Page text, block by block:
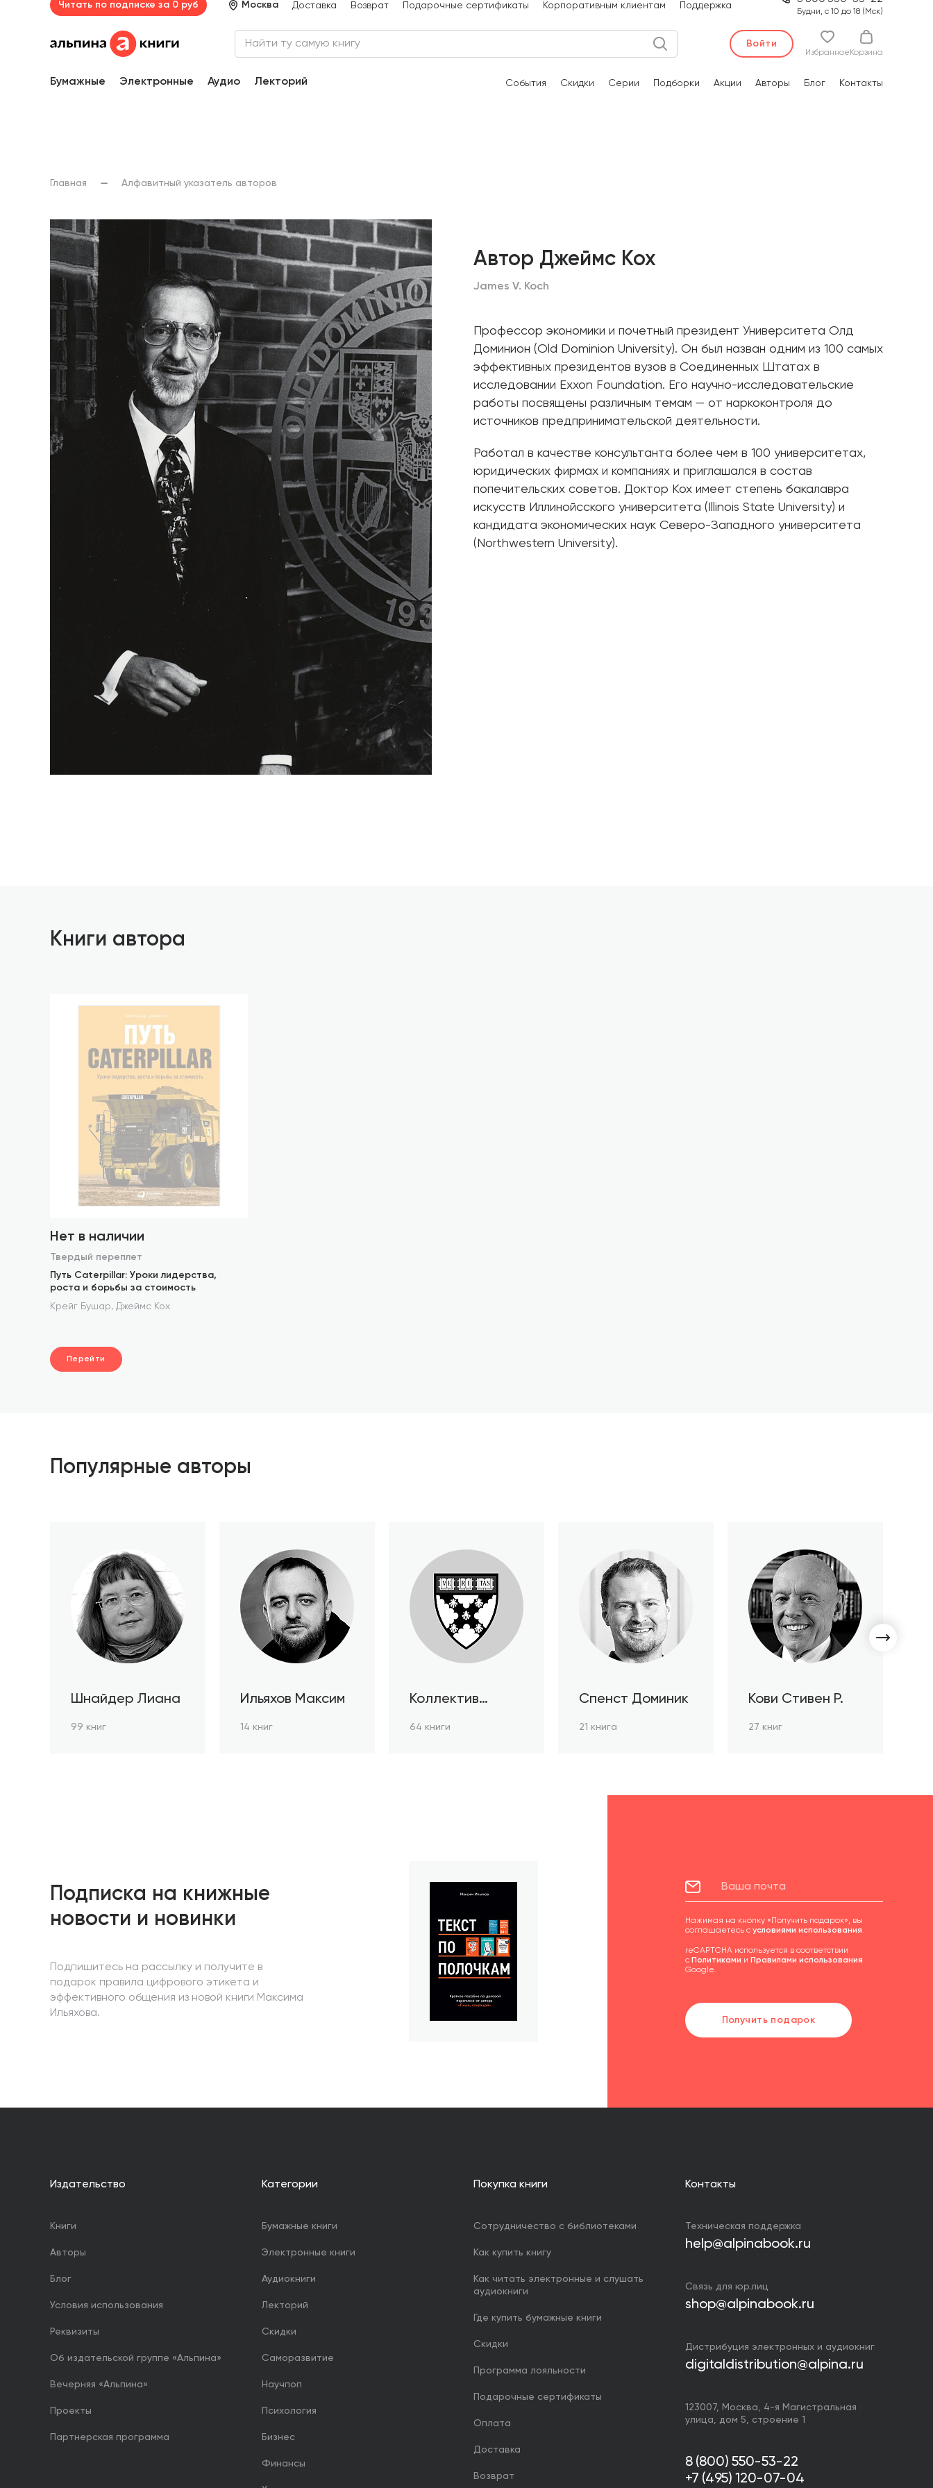
Читать по подписке за 0 руб Москва Доставка Возврат Подарочные сертификаты Корпоративным клиентам Поддержка
Будни, с 10 до 18 (Мск)
Войти
Избранное Корзина
Бумажные Электронные Аудио Лекторий События Скидки Серии Подборки Акции Авторы Блог Контакты
Главная Алфавитный указатель авторов
Автор Джеймс Кох
James V. Koch
Профессор экономики и почетный президент Университета Олд
Доминион (Old Dominion University). Он был назван одним из 100 самых
эффективных президентов вузов в Соединенных Штатах в
исследовании Exxon Foundation. Его научно-исследовательские
работы посвящены различным темам — от наркоконтроля до
источников предпринимательской деятельности.
Работал в качестве консультанта более чем в 100 университетах,
юридических фирмах и компаниях и приглашался в состав
попечительских советов. Доктор Кох имеет степень бакалавра
искусств Иллинойcского университета (Illinois State University) и
кандидата экономических наук Северо-Западного университета
(Northwestern University).
Книги автора
Нет в наличии
Твердый переплет
Путь Caterpillar: Уроки лидерства,
роста и борьбы за стоимость
Крейг Бушар, Джеймс Кох
Перейти
Популярные авторы
Шнайдер Лиана
99 книг
Ильяхов Максим
14 книг
Коллектив
64 книги
Спенст Доминик
21 книга
Кови Стивен Р.
27 книг
Подписка на книжные
новости и новинки
Подпишитесь на рассылку и получите в
подарок правила цифрового этикета и
эффективного общения из новой книги Максима
Ильяхова.
Нажимая на кнопку «Получить подарок», вы
соглашаетесь с условиями использования.
reCAPTCHA используется в соответствии
с Политиками и Правилами использования
Google.
Получить подарок
Издательство
Книги
Авторы
Блог
Условия использования
Реквизиты
Об издательской группе «Альпина»
Вечерняя «Альпина»
Проекты
Партнерская программа
Категории
Бумажные книги
Электронные книги
Аудиокниги
Лекторий
Скидки
Саморазвитие
Научпоп
Психология
Бизнес
Финансы
Покупка книги
Сотрудничество с библиотеками
Как купить книгу
Как читать электронные и слушать
аудиокниги
Где купить бумажные книги
Скидки
Программа лояльности
Подарочные сертификаты
Оплата
Доставка
Возврат
Контакты
Техническая поддержка
help@alpinabook.ru
Связь для юр.лиц
shop@alpinabook.ru
Дистрибуция электронных и аудиокниг
digitaldistribution@alpina.ru
123007, Москва, 4-я Магистральная
улица, дом 5, строение 1
8 (800) 550-53-22
+7 (495) 120-07-04